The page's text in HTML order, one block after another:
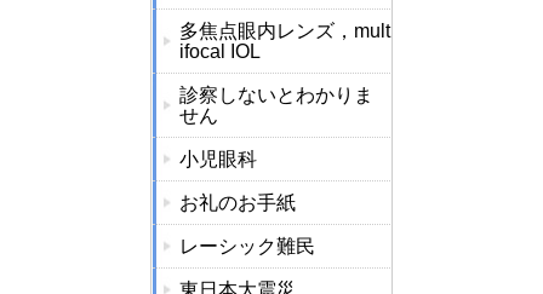
多焦点眼内レンズ，mult
ifocal IOL
診察しないとわかりま
せん
小児眼科
お礼のお手紙
レーシック難民